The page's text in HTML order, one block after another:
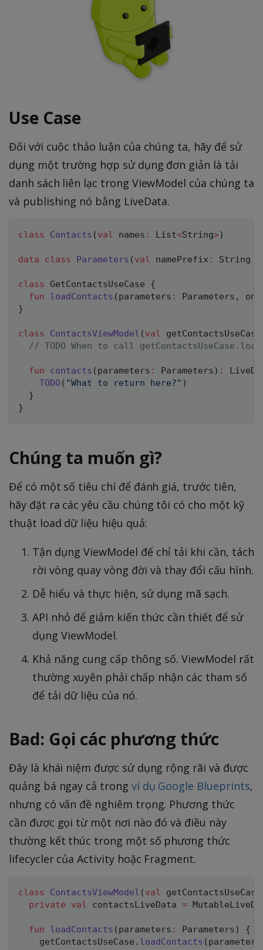
Use Case
Đối với cuộc thảo luận của chúng ta, hãy để sử
dụng một trường hợp sử dụng đơn giản là tải
danh sách liên lạc trong ViewModel của chúng ta
và publishing nó bằng LiveData.
class Contacts ( val names : List<String>)
data class Parameters ( val namePrefix : String
class GetContactsUseCase {
fun
loadContacts ( parameters : Parameters ,
}
class ContactsViewModel ( val getContactsUseCase
// TODO When to call
fun contacts ( parameters : Parameters ) :
TODO ( "What to return here?" )
}
}
Chúng ta muốn gì?
Để có một số tiêu chí để đánh giá, trước tiên,
hãy đặt ra các yêu cầu chúng tôi có cho một kỹ
thuật load dữ liệu hiệu quả:
Tận dụng ViewModel để chỉ tải khi cần, tách
rời vòng quay vòng đời và thay đổi cấu hình.
Dễ hiểu và thực hiện, sử dụng mã sạch.
API nhỏ để giảm kiến thức cần thiết để sử
dụng ViewModel.
Khả năng cung cấp thông số. ViewModel rất
thường xuyên phải chấp nhận các tham số
để tải dữ liệu của nó.
Bad: Gọi các phương thức
Đây là khái niệm được sử dụng rộng rãi và được
quảng bá ngay cả trong ví dụ Google Blueprints,
nhưng có vấn đề nghiêm trọng. Phương thức
cần được gọi từ một nơi nào đó và điều này
thường kết thúc trong một số phương thức
lifecycler của Activity hoặc Fragment.
class ContactsViewModel ( val getContactsUseCase
private
val contactsLiveData =
fun loadContacts ( parameters : Parameters )
{
    getContactsUseCase
. loadContacts ( parameters